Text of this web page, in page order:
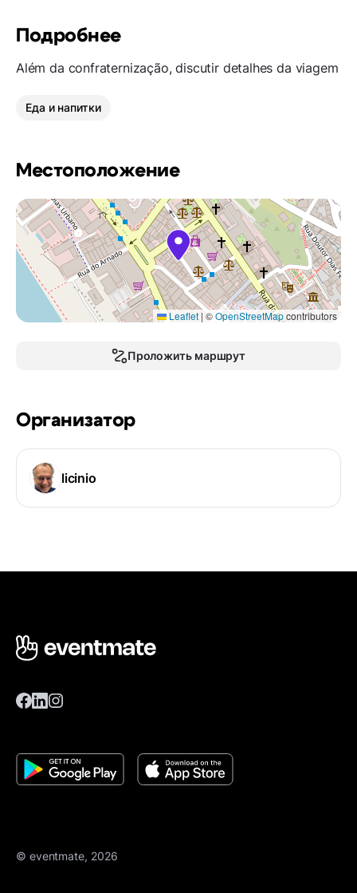
Подробнее
Além da confraternização, discutir detalhes da viagem
Еда и напитки
Местоположение
Leaflet | ©OpenStreetMapcontributors
Проложить маршрут
Организатор
licinio
© eventmate, 2026